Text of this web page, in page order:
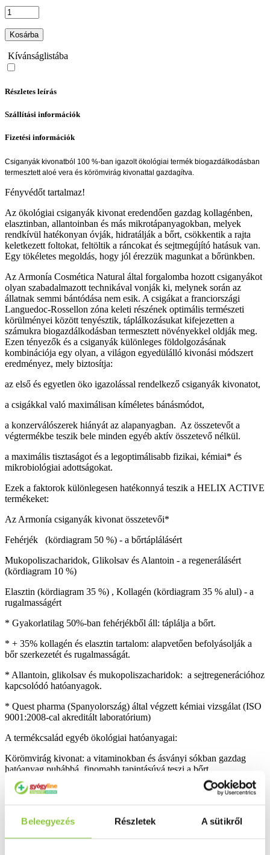
Beleegyezés Részletek A sütikről
Kosárba
Kívánságlistába
Részletes leírás
Szállítási információk
Fizetési információk
Csiganyák kivonatból 100 %-ban igazolt ökológiai termék biogazdálkodásban
termesztett aloé vera és körömvirág kivonattal gazdagítva.
Fényvédőt tartalmaz!
Az ökológiai csiganyák kivonat eredendően gazdag kollagénben,
elasztinban, allantoinban és más mikrotápanyagokban, melyek
rendkívül hatékonyan óvják, hidratálják a bőrt, csökkentik a rajta
keletkezett foltokat, feltöltik a ráncokat és sejtmegújító hatásuk van.
Egy tökéletes megoldás, hogy jól érezzük magunkat a bőrünkben.
Az Armonía Cosmética Natural által forgalomba hozott csiganyákot
olyan szabadalmazott technikával vonják ki, melynek során az
állatnak semmi bántódása nem esik. A csigákat a franciországi
Languedoc-Rossellon zóna keleti részének optimális természeti
körülményei között tenyésztik, táplálkozásukat kifejezetten a
számukra biogazdálkodásban termesztett növényekkel oldják meg.
Ezen tényezők és a csiganyák különleges földolgozásának
kombinációja egy olyan, a világon egyedülálló kivonási módszert
eredményez, mely biztosítja:
az első és egyetlen öko igazolással rendelkező csiganyák kivonatot,
a csigákkal való maximálisan kíméletes bánásmódot,
a konzerválószerek hiányát az alapanyagban. Az összetevőt a
végtermékbe teszik bele minden egyéb aktív összetevő nélkül.
a maximális tisztaságot és a legoptimálisabb fizikai, kémiai* és
mikrobiológiai adottságokat.
Ezek a faktorok különlegesen hatékonnyá teszik a HELIX ACTIVE
termékeket:
Az Armonía csiganyák kivonat összetevői*
Fehérjék (kördiagram 50 %) - a bőrtáplálásért
Mukopoliszacharidok, Glikolsav és Alantoin - a regenerálásért
(kördiagram 10 %)
Elasztin (kördiagram 35 %) , Kollagén (kördiagram 35 % alul) - a
rugalmasságért
* Gyakorlatilag 50%-ban fehérjékből áll: táplálja a bőrt.
* + 35% kollagén és elasztin tartalom: alapvetően befolyásolják a
bőr szerkezetét és rugalmasságát.
* Allantoin, glikolsav és mukopoliszacharidok: a sejtregenerációhoz
kapcsolódó hatóanyagok.
* Quest pharma (Spanyolország) által végzett kémiai vizsgálat (ISO
9001:2008-cal akreditált laboratórium)
A termékcsalád egyéb ökológiai hatóanyagai:
Körömvirág kivonat: a vitaminokban és ásványi sókban gazdag
hatóanyag puhábbá, finomabb tapintásúvá teszi a bőrt.
Aloe vera kivonat: a különleges bőrvédő és gyógyító képességéről
optimalizálásához.